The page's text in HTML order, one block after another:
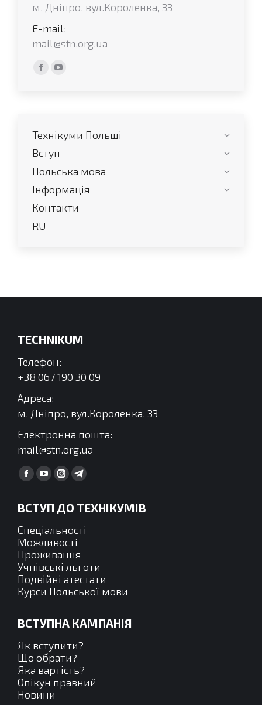
м. Дніпро, вул.Короленка, 33
E-mail:
mail@stn.org.ua
Find us on:
Facebook
новому
вікні
новому
вікні
Технікуми Польщі
Вступ
Польська мова
Інформація
Контакти
RU
TECHNIKUM
Телефон:
+38 067 190 30 09
Адреса:
м. Дніпро, вул.Короленка, 33
Електронна пошта:
mail@stn.org.ua
Find us on:
Facebook
відкривається
у
новому
вікні
YouTube
відкривається
у
новому
вікні
Instagram
відкривається
у
новому
вікні
Telegram
відкривається
у
вікні
ВСТУП ДО ТЕХНІКУМІВ
Спеціальності
Можливості
Проживання
Учнівські льготи
Подвійні атестати
Курси Польської мови
ВСТУПНА КАМПАНІЯ
Як вступити?
Що обрати?
Яка вартість?
Опікун правний
Новини